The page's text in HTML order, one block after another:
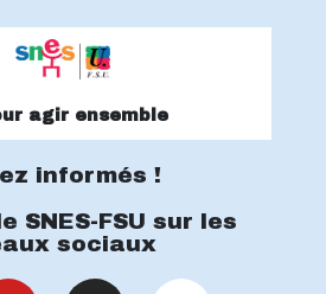
agir ensemble
informés !
SNES-FSU sur les
sociaux